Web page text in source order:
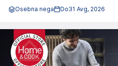
Osebna nega Do31 Avg, 2026